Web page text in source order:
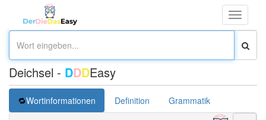
Toggle
Deichsel - DDDEasy
Wortinformationen Definition Grammatik